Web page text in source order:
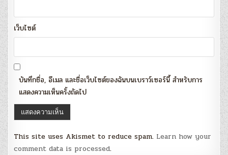
เว็บไซต์
บันทึกชื่อ, อีเมล และชื่อเว็บไซต์ของฉันบนเบราว์เซอร์นี้ สำหรับการ
แสดงความเห็นครั้งถัดไป
This site uses Akismet to reduce spam. Learn how your
comment data is processed.